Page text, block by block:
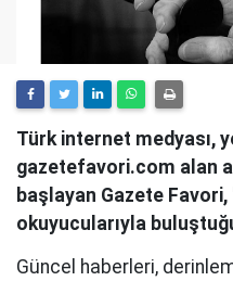
Türk internet medyası,
gazetefavori.com alan
başlayan Gazete
okuyucularıyla
Güncel haberleri,